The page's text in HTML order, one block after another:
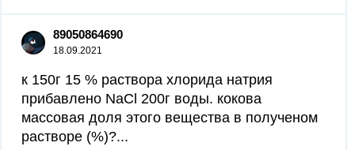
89050864690
18.09.2021
к 150г 15 % раствора хлорида натрия
прибавлено NaCl 200г воды. кокова
массовая доля этого вещества в полученом
растворе (%)?...